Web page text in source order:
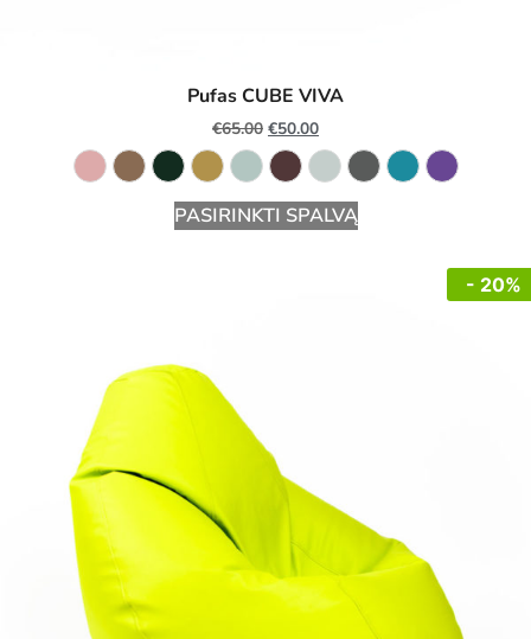
Pufas CUBE VIVA
€65.00 €50.00
PASIRINKTI SPALVĄ
- 20%